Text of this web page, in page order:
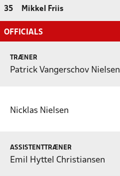
35 Mikkel Friis
OFFICIALS
TRÆNER
Patrick Vangerschov Nielsen
Nicklas Nielsen
ASSISTENTTRÆNER
Emil Hyttel Christiansen